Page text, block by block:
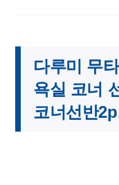
다루미 무
욕실 코너
코너선반